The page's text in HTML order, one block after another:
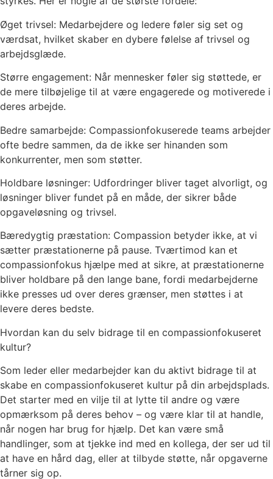
Øget trivsel: Medarbejdere og ledere føler sig set og
værdsat, hvilket skaber en dybere følelse af trivsel og
arbejdsglæde.
Større engagement: Når mennesker føler sig støttede, er
de mere tilbøjelige til at være engagerede og motiverede i
deres arbejde.
Bedre samarbejde: Compassionfokuserede teams arbejder
ofte bedre sammen, da de ikke ser hinanden som
konkurrenter, men som støtter.
Holdbare løsninger: Udfordringer bliver taget alvorligt, og
løsninger bliver fundet på en måde, der sikrer både
opgaveløsning og trivsel.
Bæredygtig præstation: Compassion betyder ikke, at vi
sætter præstationerne på pause. Tværtimod kan et
compassionfokus hjælpe med at sikre, at præstationerne
bliver holdbare på den lange bane, fordi medarbejderne
ikke presses ud over deres grænser, men støttes i at
levere deres bedste.
Hvordan kan du selv bidrage til en compassionfokuseret
kultur?
Som leder eller medarbejder kan du aktivt bidrage til at
skabe en compassionfokuseret kultur på din arbejdsplads.
Det starter med en vilje til at lytte til andre og være
opmærksom på deres behov – og være klar til at handle,
når nogen har brug for hjælp. Det kan være små
handlinger, som at tjekke ind med en kollega, der ser ud til
at have en hård dag, eller at tilbyde støtte, når opgaverne
tårner sig op.